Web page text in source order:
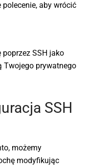
polecenie, aby wrócić
SSH jako
Twojego prywatnego
SSH
możemy
modyfikując